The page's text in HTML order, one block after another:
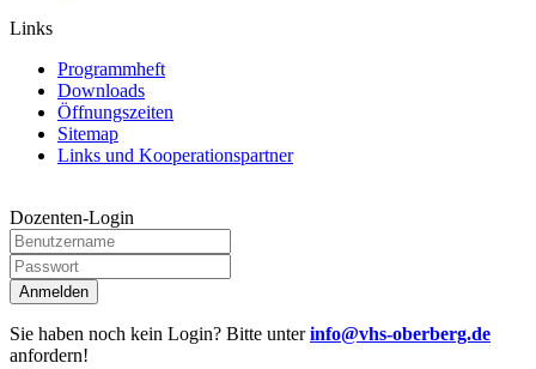
Links
Programmheft
Downloads
Öffnungszeiten
Sitemap
Links und Kooperationspartner
Dozenten-Login
Anmelden
Sie haben noch kein Login? Bitte unterinfo@vhs-oberberg.de
anfordern!